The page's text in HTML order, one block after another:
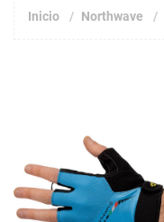
Inicio Northwave